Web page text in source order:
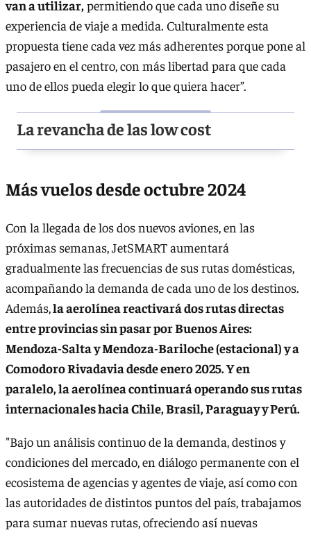
van a utilizar,permitiendo que cada uno diseñe su
experiencia de viaje a medida. Culturalmente esta
propuesta tiene cada vez más adherentes porque pone al
pasajero en el centro, con más libertad para que cada
uno de ellos pueda elegir lo que quiera hacer”.
La revancha de las low cost
Más vuelos desde octubre 2024
Con la llegada de los dos nuevos aviones, en las
próximas semanas, JetSMART aumentará
gradualmente las frecuencias de sus rutas domésticas,
acompañando la demanda de cada uno de los destinos.
Además,la aerolínea reactivará dos rutas directas
entre provincias sin pasar por Buenos Aires:
Mendoza-Salta y Mendoza-Bariloche (estacional) y a
Comodoro Rivadavia desde enero 2025. Y en
paralelo, la aerolínea continuará operando sus rutas
internacionales hacia Chile, Brasil, Paraguay y Perú.
"Bajo un análisis continuo de la demanda, destinos y
condiciones del mercado, en diálogo permanente con el
ecosistema de agencias y agentes de viaje, así como con
las autoridades de distintos puntos del país, trabajamos
para sumar nuevas rutas, ofreciendo así nuevas